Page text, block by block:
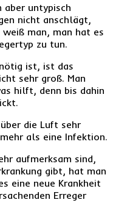
aber untypisch
nicht anschlägt,
man, man hat es
zu tun.
ist, ist das
sehr groß. Man
hilft, denn bis dahin
die Luft sehr
als eine Infektion.
aufmerksam sind,
gibt, hat man
eine neue Krankheit
Erreger